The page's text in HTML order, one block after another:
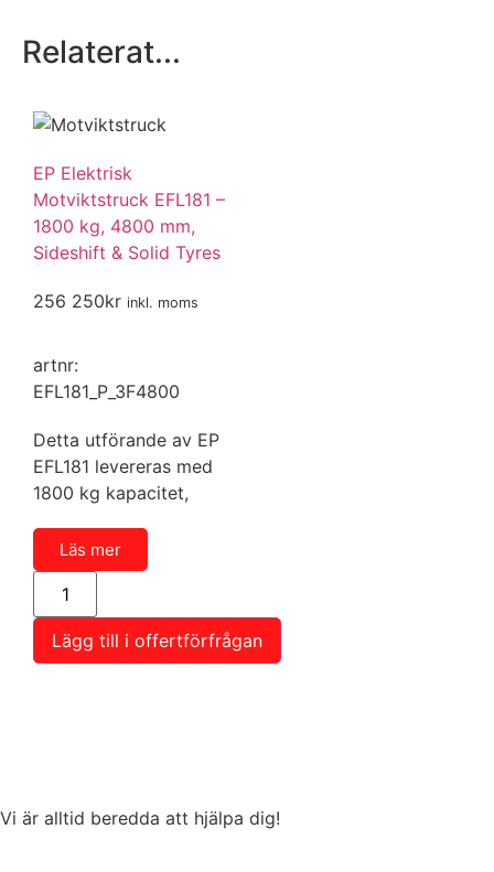
Relaterat...
EP Elektrisk
Motviktstruck EFL181 –
1800 kg, 4800 mm,
Sideshift & Solid Tyres
256 250kr inkl. moms
artnr:
EFL181_P_3F4800
Detta utförande av EP
EFL181 levereras med
1800 kg kapacitet,
Läs mer
Lägg till i offertförfrågan
Vi är alltid beredda att hjälpa dig!